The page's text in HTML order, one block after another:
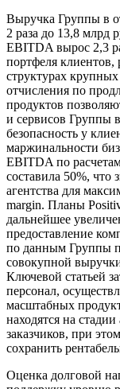
Выручка Группы в
2 раза до 13,8 млрд
EBITDA вырос 2,3
портфеля клиентов,
структурах
отчисления по
продуктов
и сервисов Группы
безопасность у
маржинальности
EBITDA по
составила 50%, что
агентства для
margin. Планы
дальнейшее
предоставление
по данным Группы
совокупной
Ключевой статьей
персонал,
масштабных
находятся на
заказчиков, при
сохранить
Оценка долговой